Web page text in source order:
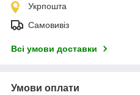
Укрпошта
Самовивіз
Всі умови доставки
Умови оплати